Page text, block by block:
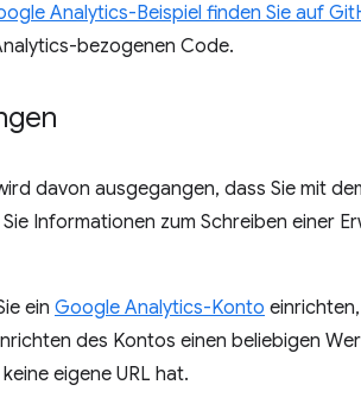
Analytics-Beispiel finden Sie auf
bezogenen Code.
davon ausgegangen, dass Sie mit
Informationen zum Schreiben einer
ein Google Analytics-Konto
des Kontos einen beliebigen
eigene URL hat.